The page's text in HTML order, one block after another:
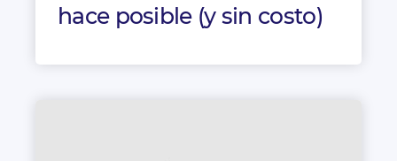
hace posible (y sin costo)